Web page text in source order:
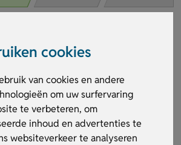
cookies
van cookies en andere
om uw surfervaring
te verbeteren, om
inhoud en advertenties te
websiteverkeer te analyseren